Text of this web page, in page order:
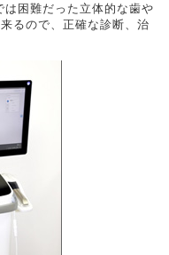
困難だった立体的な歯や
るので、正確な診断、治